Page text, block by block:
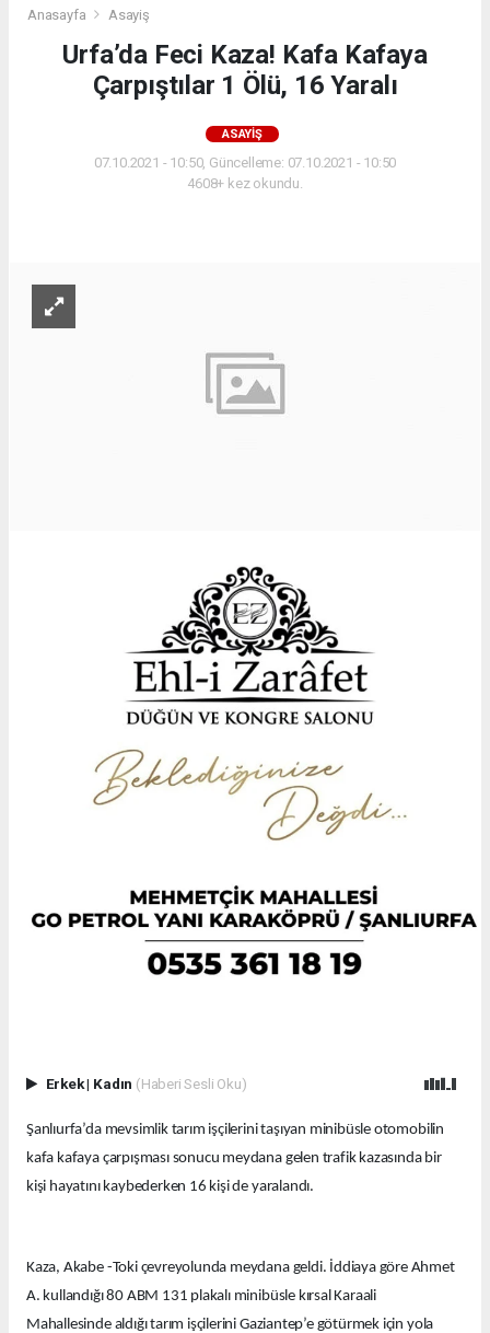
Anasayfa Asayiş
Urfa’da Feci Kaza! Kafa Kafaya
Çarpıştılar 1 Ölü, 16 Yaralı
ASAYIŞ
07.10.2021 - 10:50, Güncelleme: 07.10.2021 - 10:50
4608+ kez okundu.
Erkek| Kadın (Haberi Sesli Oku)
Şanlıurfa’da mevsimlik tarım işçilerini taşıyan minibüsle otomobilin
kafa kafaya çarpışması sonucu meydana gelen trafik kazasında bir
kişi hayatını kaybederken 16 kişi de yaralandı.
Kaza, Akabe -Toki çevreyolunda meydana geldi. İddiaya göre Ahmet
A. kullandığı 80 ABM 131 plakalı minibüsle kırsal Karaali
Mahallesinde aldığı tarım işçilerini Gaziantep’e götürmek için yola